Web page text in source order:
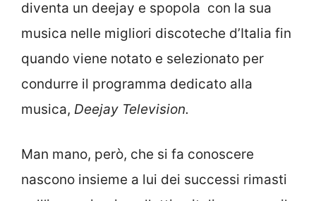
diventa un deejay e spopola con la sua
musica nelle migliori discoteche d’Italia fin
quando viene notato e selezionato per
condurre il programma dedicato alla
musica, Deejay Television.
Man mano, però, che si fa conoscere
nascono insieme a lui dei successi rimasti